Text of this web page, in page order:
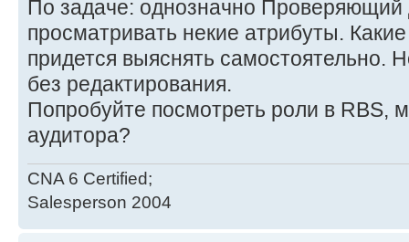
По задаче: однозначно Проверяющий
просматривать некие атрибуты.
придется выяснять самостоятельно.
без редактирования.
Попробуйте посмотреть роли в RBS,
аудитора?
CNA 6 Certified;
Salesperson 2004